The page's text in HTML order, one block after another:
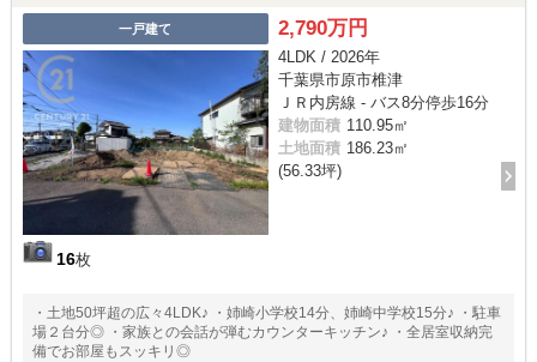
一戸建て
16枚
2,790万円
4LDK / 2026年
千葉県市原市椎津
ＪＲ内房線 - バス8分停歩16分
建物面積 110.95㎡
土地面積 186.23㎡
(56.33坪)
・土地50坪超の広々4LDK♪ ・姉崎小学校14分、姉崎中学校15分♪ ・駐車
場２台分◎ ・家族との会話が弾むカウンターキッチン♪ ・全居室収納完
備でお部屋もスッキリ◎